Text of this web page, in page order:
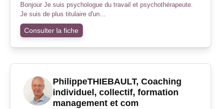
Bonjour Je suis psychologue du travail et psychothérapeute.
Je suis de plus titulaire d'un...
Consulter la fiche
PhilippeTHIEBAULT, Coaching
individuel, collectif, formation
management et com